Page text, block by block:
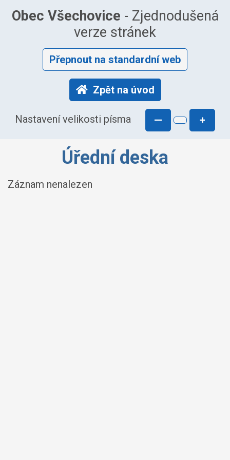
Obec Všechovice - Zjednodušená
verze stránek
Přepnout na standardní web
Zpět na úvod
Nastavení velikosti písma — +
Úřední deska
Záznam nenalezen